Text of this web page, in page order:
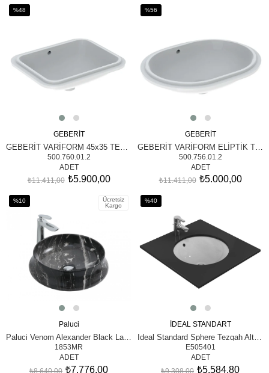
SEPETE EKLE
%48
GEBERİT
500.760.01.2
ADET
₺5.900,00
₺11.411,00
SEPETE EKLE
%56
GEBERİT
500.756.01.2
ADET
₺5.000,00
₺11.411,00
SEPETE EKLE
%10
Ücretsiz
Kargo
Paluci
Paluci Venom Alexander Black Lavabo
1853MR
ADET
₺7.776,00
₺8.640,00
SEPETE EKLE
%40
İDEAL STANDART
Ideal Standard Sphere Tezgah Altı Lavabo, 48 cm
E505401
ADET
₺5.584,80
₺9.308,00